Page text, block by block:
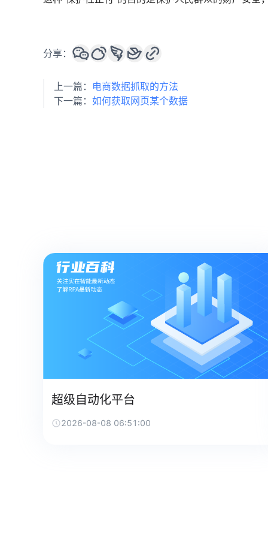
分享：
上一篇： 电商数据抓取的方法
下一篇： 如何获取网页某个数据
超级自动化平台
2026-08-08 06:51:00